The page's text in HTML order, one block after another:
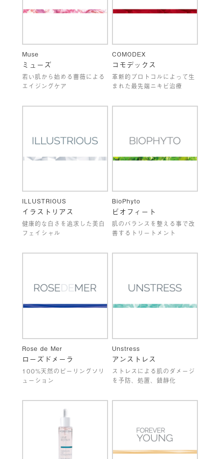
Muse
ミューズ
若い肌から始める薔薇による
エイジングケア
COMODEX
コモデックス
革新的プロトコルによって生
まれた最先端ニキビ治療
ILLUSTRIOUS
イラストリアス
健康的な白さを追求した美白
フェイシャル
BioPhyto
ビオフィート
肌のバランスを整える事で改
善するトリートメント
Rose de Mer
ローズドメーラ
100%天然のピーリングソリ
ューション
Unstress
アンストレス
ストレスによる肌のダメージ
を予防、処置、鎮静化